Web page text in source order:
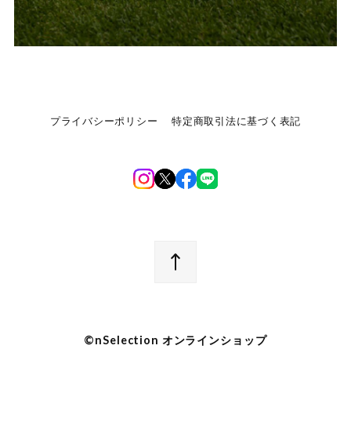
プライバシーポリシー 特定商取引法に基づく表記
©︎nSelection オンラインショップ